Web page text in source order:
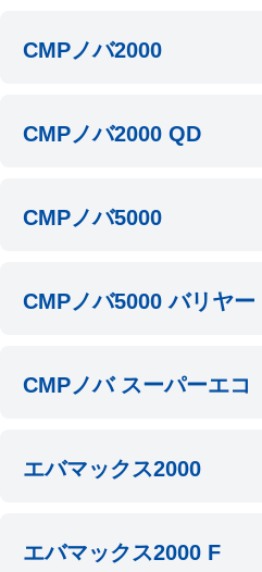
CMPノバ2000
CMPノバ2000 QD
CMPノバ5000
CMPノバ5000 バリヤー
CMPノバ スーパーエコ
エバマックス2000
エバマックス2000 F